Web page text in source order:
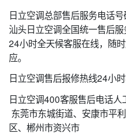
日立空调总部售后服务电话号
汕头日立空调全国统一售后
24小时全天候客服在线，随
应。
日立空调售后报修热线24小
日立空调400客服售后电话
东莞市东城街道、安康市平
区、郴州市资兴市